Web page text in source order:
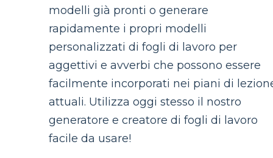
modelli già pronti o generare
rapidamente i propri modelli
personalizzati di fogli di lavoro per
aggettivi e avverbi che possono essere
facilmente incorporati nei piani di
attuali. Utilizza oggi stesso il nostro
generatore e creatore di fogli di lavoro
facile da usare!